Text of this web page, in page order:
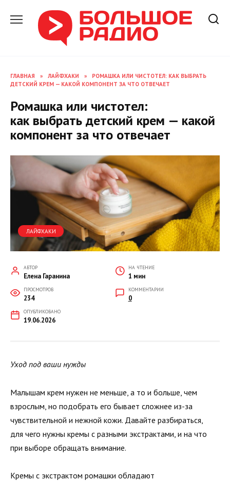
содержанию
ГЛАВНАЯ » ЛАЙФХАКИ »
РОМАШКА ИЛИ ЧИСТОТЕЛ: КАК ВЫБРАТЬ
ДЕТСКИЙ КРЕМ — КАКОЙ КОМПОНЕНТ ЗА ЧТО ОТВЕЧАЕТ
Ромашка или чистотел:
как выбрать детский крем — какой
компонент за что отвечает
ЛАЙФХАКИ
АВТОР
Елена Гаранина
НА ЧТЕНИЕ
1 мин
ПРОСМОТРОВ
234
КОММЕНТАРИИ
0
ОПУБЛИКОВАНО
19.06.2026
Уход под ваши нужды
Малышам крем нужен не меньше, а то и больше, чем
взрослым, но подобрать его бывает сложнее из-за
чувствительной и нежной кожи. Давайте разбираться,
для чего нужны кремы с разными экстрактами, и на что
при выборе обращать внимание.
Кремы с экстрактом ромашки обладают